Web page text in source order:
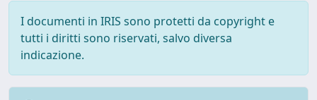
I documenti in IRIS sono protetti da copyright e
tutti i diritti sono riservati, salvo diversa
indicazione.